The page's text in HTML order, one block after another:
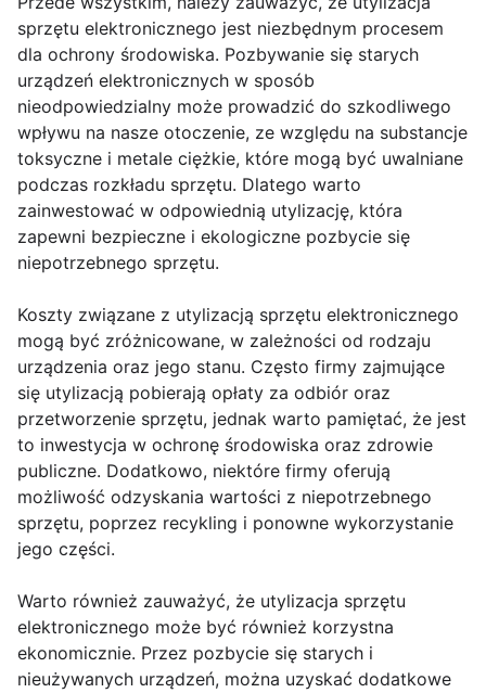
sprzętu elektronicznego jest niezbędnym procesem
dla ochrony środowiska. Pozbywanie się starych
urządzeń elektronicznych w sposób
nieodpowiedzialny może prowadzić do szkodliwego
wpływu na nasze otoczenie, ze względu na substancje
toksyczne i metale ciężkie, które mogą być uwalniane
podczas rozkładu sprzętu. Dlatego warto
zainwestować w odpowiednią utylizację, która
zapewni bezpieczne i ekologiczne pozbycie się
niepotrzebnego sprzętu.
Koszty związane z utylizacją sprzętu elektronicznego
mogą być zróżnicowane, w zależności od rodzaju
urządzenia oraz jego stanu. Często firmy zajmujące
się utylizacją pobierają opłaty za odbiór oraz
przetworzenie sprzętu, jednak warto pamiętać, że jest
to inwestycja w ochronę środowiska oraz zdrowie
publiczne. Dodatkowo, niektóre firmy oferują
możliwość odzyskania wartości z niepotrzebnego
sprzętu, poprzez recykling i ponowne wykorzystanie
jego części.
Warto również zauważyć, że utylizacja sprzętu
elektronicznego może być również korzystna
ekonomicznie. Przez pozbycie się starych i
nieużywanych urządzeń, można uzyskać dodatkowe